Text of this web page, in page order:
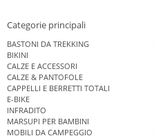
Categorie principali
BASTONI DA TREKKING
BIKINI
CALZE E ACCESSORI
CALZE & PANTOFOLE
CAPPELLI E BERRETTI TOTALI
E-BIKE
INFRADITO
MARSUPI PER BAMBINI
MOBILI DA CAMPEGGIO